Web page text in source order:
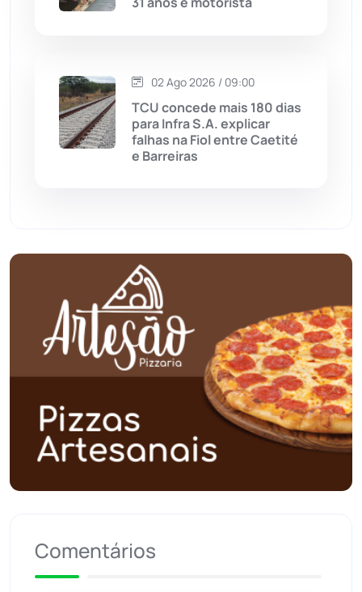
Mortugaba
Oliveira dos Brejinhos
Palmas de Monte Alto (260)
Planalto (59)
Poções (182)
Polícia Civil (57)
Polícia Militar (27)
Política (03)
Presidente Jânio Qu...
Riacho de Santana
02 Ago 2026 / 09:00
TCU concede mais 180 dias
para Infra S.A. explicar
falhas na Fiol entre Caetité
e Barreiras
Comentários